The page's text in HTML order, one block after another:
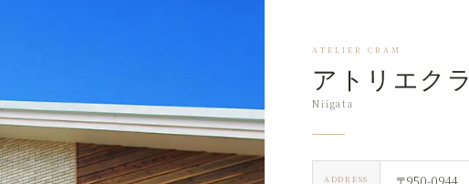
ATELIER CRAM
アトリエク
Niigata
ADDRESS